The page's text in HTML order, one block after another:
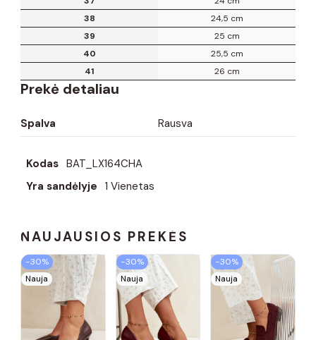
38
24,5 cm
39
25 cm
40
25,5 cm
41
26 cm
Prekė detaliau
Spalva Rausva
Kodas BAT_LX164CHA
Yra sandėlyje 1 Vienetas
NAUJAUSIOS PREKĖS
−30%
Nauja
−30%
Nauja
−30%
Nauja